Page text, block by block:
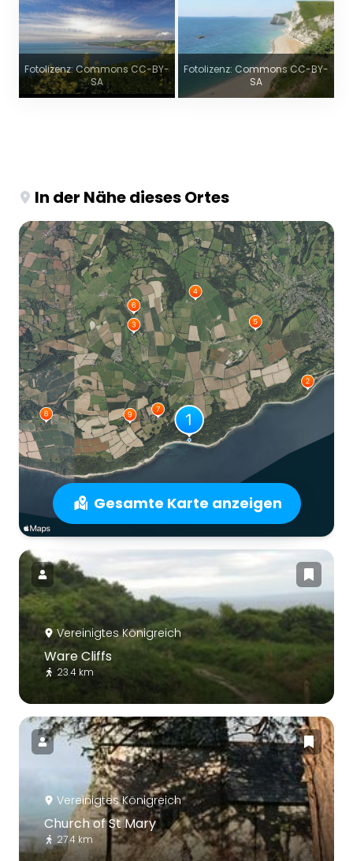
Fotolizenz: Commons CC-BY-
SA
Fotolizenz: Commons CC-BY-
SA
In der Nähe dieses Ortes
Gesamte Karte anzeigen
Vereinigtes Königreich
Ware Cliffs
23.4 km
Vereinigtes Königreich
Church of St Mary
27.4 km